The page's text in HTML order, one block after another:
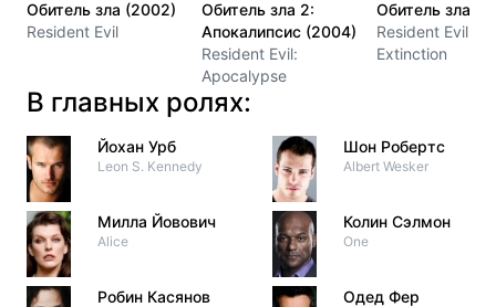
Обитель зла (2002)
Resident Evil
Обитель зла 2:
Апокалипсис (2004)
Resident Evil:
Apocalypse
Обитель зла 3
Resident Evil:
Extinction
В главных ролях:
Йохан Урб
Leon S. Kennedy
Милла Йовович
Alice
Робин Касянов
Шон Робертс
Albert Wesker
Колин Сэлмон
One
Одед Фер